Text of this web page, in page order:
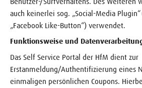
auch keinerlei sog. „Social-Media
„Facebook Like-Button“) verwendet.
Funktionsweise und
Das Self Service Portal der HfM dient zur
Erstanmeldung/Authentifizierung eines
einmaligen persönlichen Coupons.